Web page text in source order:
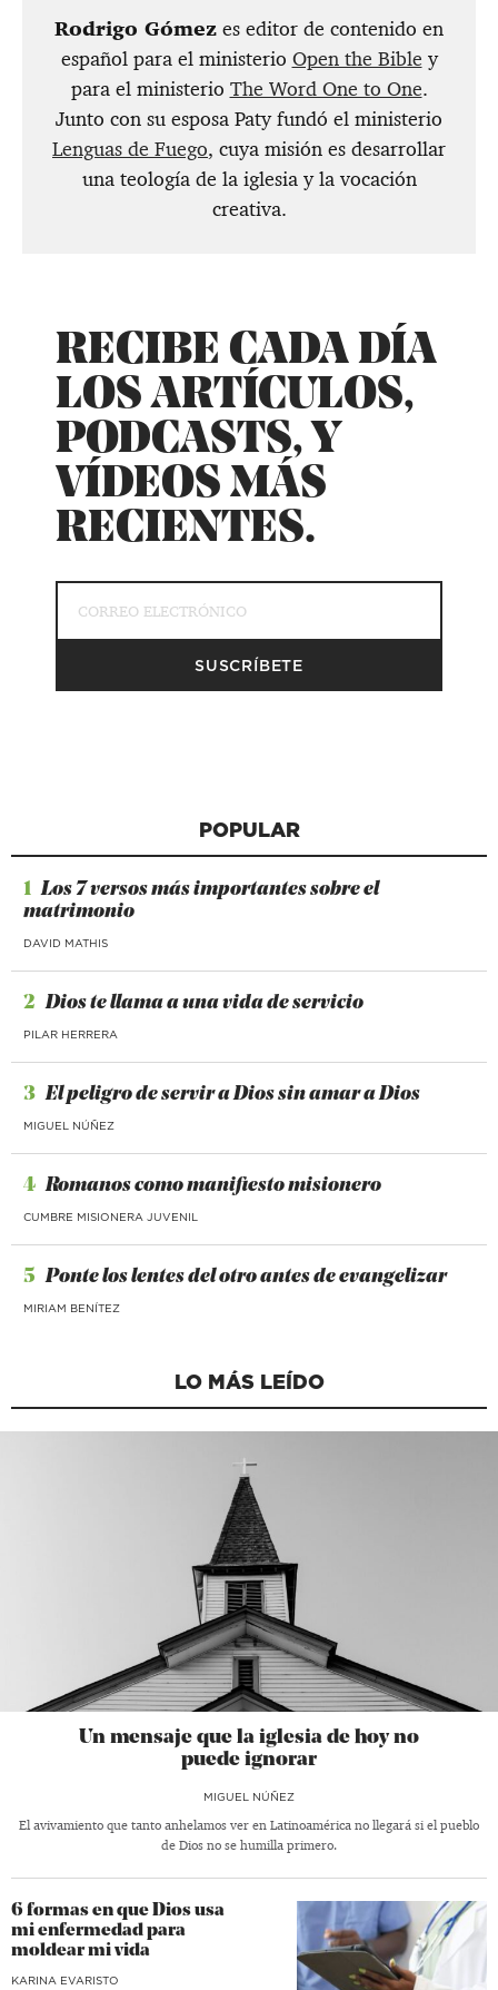
Rodrigo Gómez es editor de contenido en
español para el ministerio Open the Bible y
para el ministerio The Word One to One.
Junto con su esposa Paty fundó el ministerio
Lenguas de Fuego, cuya misión es desarrollar
una teología de la iglesia y la vocación
creativa.
RECIBE CADA DÍA
LOS ARTÍCULOS,
PODCASTS, Y
VÍDEOS MÁS
RECIENTES.
POPULAR
1 Los 7 versos más importantes sobre el
matrimonio
DAVID MATHIS
2 Dios te llama a una vida de servicio
PILAR HERRERA
3 El peligro de servir a Dios sin amar a Dios
MIGUEL NÚÑEZ
4 Romanos como manifiesto misionero
CUMBRE MISIONERA JUVENIL
5 Ponte los lentes del otro antes de evangelizar
MIRIAM BENÍTEZ
LO MÁS LEÍDO
Un mensaje que la iglesia de hoy no
puede ignorar
MIGUEL NÚÑEZ
El avivamiento que tanto anhelamos ver en Latinoamérica no llegará si el pueblo
de Dios no se humilla primero.
6 formas en que Dios usa
mi enfermedad para
moldear mi vida
KARINA EVARISTO